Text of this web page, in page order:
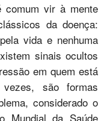
comum vir à mente
da doença:
vida e nenhuma
sinais ocultos
em quem está
vezes, são formas
considerado o
Mundial da Saúde